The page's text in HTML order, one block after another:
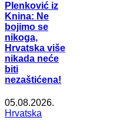
Plenković iz
Knina: Ne
bojimo se
nikoga,
Hrvatska više
nikada neće
biti
nezaštićena!
05.08.2026.
Hrvatska